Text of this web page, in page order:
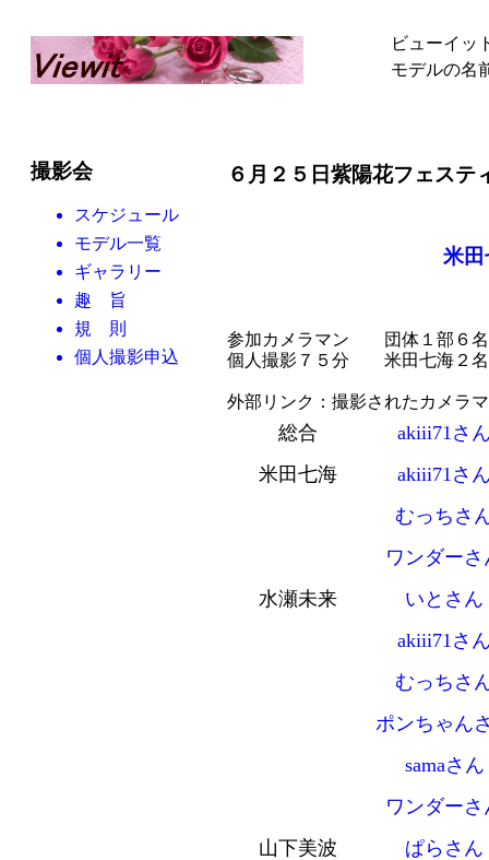
ビューイッ
モデルの名
撮影会
スケジュール
モデル一覧
ギャラリー
趣 旨
規 則
個人撮影申込
６月２５日紫陽花フェ
米
参加カメラマン 団体１部６名
個人撮影７５分 米田七海２名
外部リンク：撮影されたカメラ
総合
akiii71さ
米田七海
akiii71さ
むっちさ
ワンダーさ
水瀬未来
いとさん
akiii71さ
むっちさ
ポンちゃん
samaさん
ワンダーさ
山下美波
ぱらさん